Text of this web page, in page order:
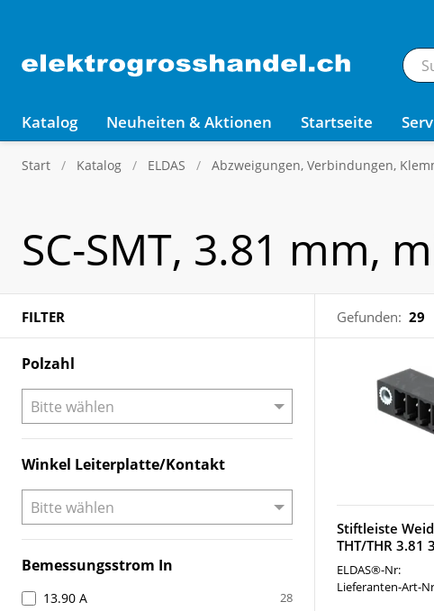
Katalog Neuheiten & Aktionen Startseite
Start Katalog ELDAS Abzweigungen, Verbindungen,
SC-SMT, 3.81 mm,
FILTER Gefunden: 29
Polzahl
Winkel Leiterplatte/Kontakt
Bemessungsstrom In
13.90 A 28
Stiftleiste
THT/THR 3.81
ELDAS®-Nr:
Lieferanten-Art-